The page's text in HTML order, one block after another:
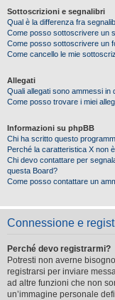
Sottoscrizioni e segnalibri
Qual è la differenza fra
Come posso sottoscrivere un
Come posso sottoscrivere un
Come cancello le mie
Allegati
Quali allegati sono ammessi in
Come posso trovare i miei
Informazioni su phpBB
Chi ha scritto questo
Perché la caratteristica X non
Chi devo contattare per
questa Board?
Come posso contattare un
Connessione e
Perché devo registrarmi?
Potresti non averne
registrarsi per inviare
ad altre funzioni che non
un’immagine personale